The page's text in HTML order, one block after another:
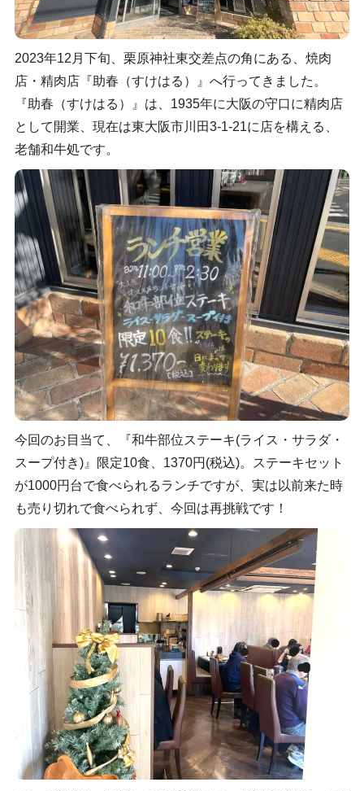
2023年12月下旬、栗原神社東交差点の角にある、焼肉
店・精肉店『助春（すけはる）』へ行ってきました。
『助春（すけはる）』は、1935年に大阪の守口に精肉店
として開業、現在は東大阪市川田3-1-21に店を構える、
老舗和牛処です。
今回のお目当て、『和牛部位ステーキ(ライス・サラダ・
スープ付き)』限定10食、1370円(税込)。ステーキセット
が1000円台で食べられるランチですが、実は以前来た時
も売り切れで食べられず、今回は再挑戦です！